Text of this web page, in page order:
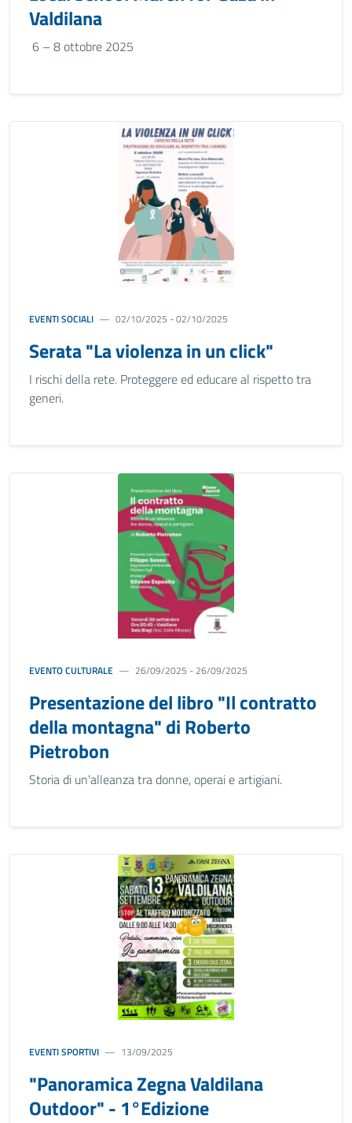
Valdilana
6 – 8 ottobre 2025
EVENTI SOCIALI 02/10/2025 - 02/10/2025
Serata "La violenza in un click"
I rischi della rete. Proteggere ed educare al rispetto tra
generi.
EVENTO CULTURALE 26/09/2025 - 26/09/2025
Presentazione del libro "Il contratto
della montagna" di Roberto
Pietrobon
Storia di un'alleanza tra donne, operai e artigiani.
EVENTI SPORTIVI 13/09/2025
"Panoramica Zegna Valdilana
Outdoor" - 1°Edizione